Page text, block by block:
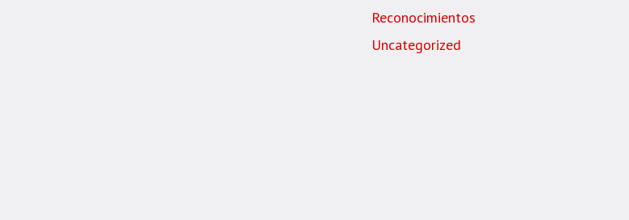
Reconocimientos
Uncategorized